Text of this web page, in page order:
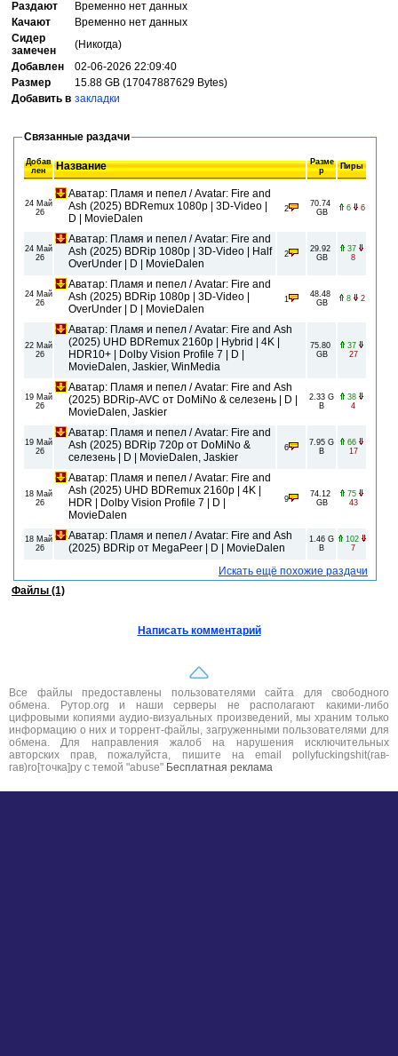
Раздают
Временно нет данных
Качают
Временно нет данных
Сидер
замечен
(Никогда)
Добавлен
02-06-2026 22:09:40
Размер
15.88 GB (17047887629 Bytes)
Добавить в закладки
Связанные раздачи
Добав
лен
Название
Разме
р
Пиры
24 Май
26
Аватар: Пламя и пепел / Avatar: Fire and
Ash (2025) BDRemux 1080p | 3D-Video |
D | MovieDalen
2
70.74
GB
6 6
24 Май
26
Аватар: Пламя и пепел / Avatar: Fire and
Ash (2025) BDRip 1080p | 3D-Video | Half
OverUnder | D | MovieDalen
2
29.92
GB
37
8
24 Май
26
Аватар: Пламя и пепел / Avatar: Fire and
Ash (2025) BDRip 1080p | 3D-Video |
OverUnder | D | MovieDalen
1
48.48
GB
8 2
22 Май
26
Аватар: Пламя и пепел / Avatar: Fire and Ash
(2025) UHD BDRemux 2160p | Hybrid | 4K |
HDR10+ | Dolby Vision Profile 7 | D |
MovieDalen, Jaskier, WinMedia
75.80
GB
37
27
19 Май
26
Аватар: Пламя и пепел / Avatar: Fire and Ash
(2025) BDRip-AVC от DoMiNo & селезень | D |
MovieDalen, Jaskier
2.33 G
B
38
4
19 Май
26
Аватар: Пламя и пепел / Avatar: Fire and
Ash (2025) BDRip 720p от DoMiNo &
селезень | D | MovieDalen, Jaskier
6
7.95 G
B
66
17
18 Май
26
Аватар: Пламя и пепел / Avatar: Fire and
Ash (2025) UHD BDRemux 2160p | 4K |
HDR | Dolby Vision Profile 7 | D |
MovieDalen
9
74.12
GB
75
43
18 Май
26
Аватар: Пламя и пепел / Avatar: Fire and Ash
(2025) BDRip от MegaPeer | D | MovieDalen
1.46 G
B
102
7
Искать ещё похожие раздачи
Файлы (1)
Написать комментарий
Все файлы предоставлены пользователями сайта для свободного
обмена. Рутор.org и наши серверы не располагают какими-либо
цифровыми копиями аудио-визуальных произведений, мы храним только
информацию о них и торрент-файлы, загруженными пользователями для
обмена. Для направления жалоб на нарушения исключительных
авторских прав, пожалуйста, пишите на email pollyfuckingshit(гав-
гав)ro[точка]ру с темой "abuse" Бесплатная реклама